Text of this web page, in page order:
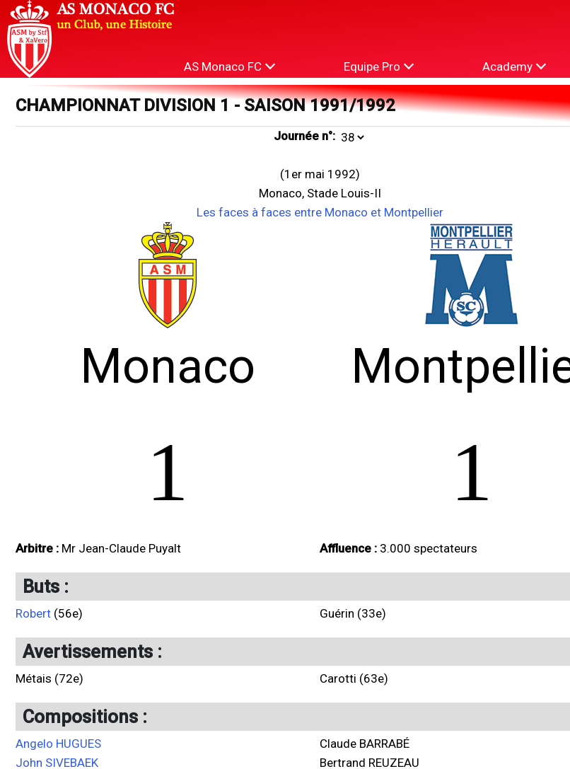
AS Monaco FC Equipe Pro Academy
CHAMPIONNAT DIVISION 1 - SAISON 1991/1992
Journée n°:
(1er mai 1992)
Monaco, Stade Louis-II
Les faces à faces entre Monaco et Montpellier
Monaco
1 1
Arbitre : Mr Jean-Claude Puyalt Affluence : 3.000 spectateurs
Buts :
Robert (56e) Guérin (33e)
Avertissements :
Métais (72e) Carotti (63e)
Compositions :
Angelo HUGUES
John SIVEBAEK
Claude BARRABÉ
Bertrand REUZEAU